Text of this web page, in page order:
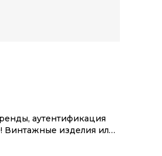
аутентификация
Винтажные изделия или